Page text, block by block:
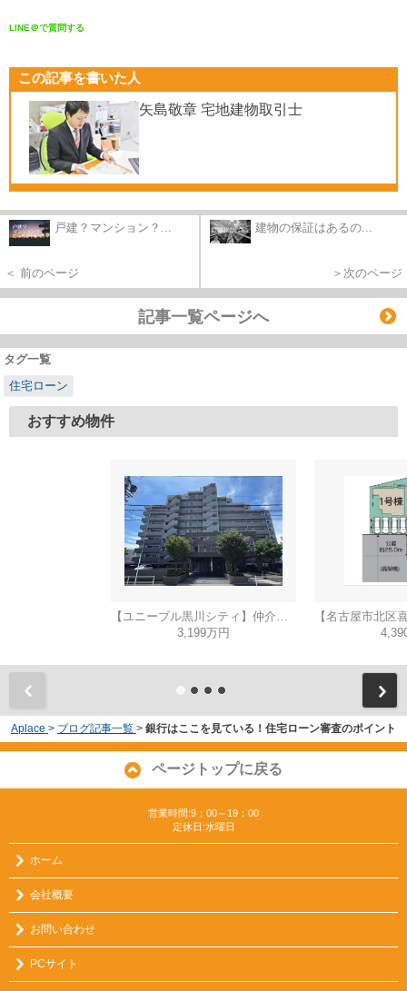
LINE＠で質問する
この記事を書いた人
矢島敬章 宅地建物取引士
戸建？マンション？...
＜ 前のページ
建物の保証はあるの...
＞次のページ
記事一覧ページへ
タグ一覧
住宅ローン
おすすめ物件
【ユニーブル黒川シティ】仲介手数料無料！城北小学校・北陵中学校
3,199万円
Aplace > ブログ記事一覧 > 銀行はここを見ている！住宅ローン審査のポイント
ページトップに戻る
営業時間:9：00～19：00
定休日:水曜日
ホーム
会社概要
お問い合わせ
PCサイト